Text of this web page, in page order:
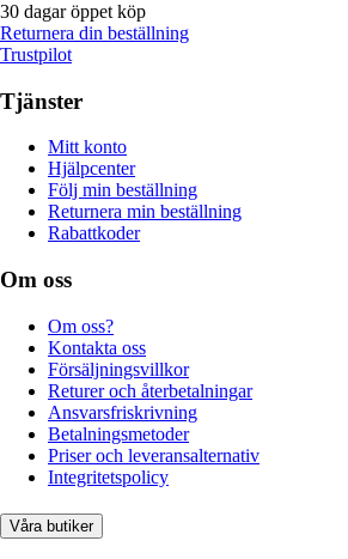
30 dagar öppet köp
Returnera din beställning
Trustpilot
Tjänster
Mitt konto
Hjälpcenter
Följ min beställning
Returnera min beställning
Rabattkoder
Om oss
Om oss?
Kontakta oss
Försäljningsvillkor
Returer och återbetalningar
Ansvarsfriskrivning
Betalningsmetoder
Priser och leveransalternativ
Integritetspolicy
Våra butiker